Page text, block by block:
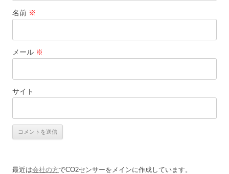
名前 ※
メール ※
サイト
最近は会社の方でCO2センサーをメインに作成しています。